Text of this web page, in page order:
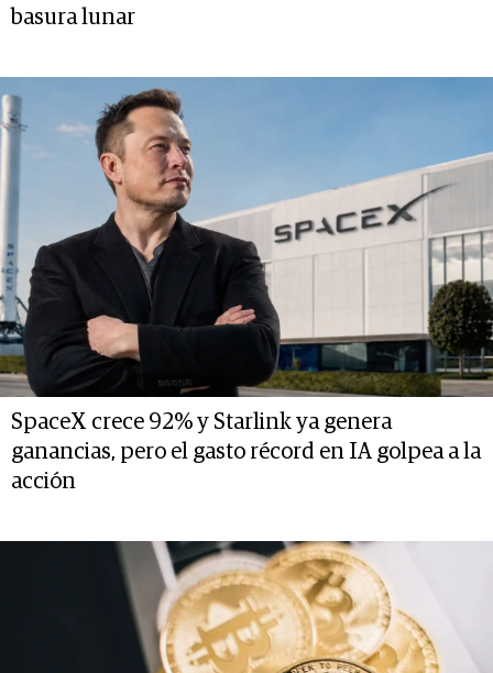
basura lunar
SpaceX crece 92% y Starlink ya genera
ganancias, pero el gasto récord en IA golpea a la
acción